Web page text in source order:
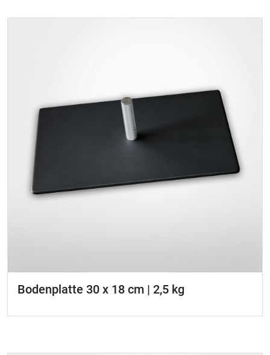
Bodenplatte 30 x 18 cm | 2,5 kg